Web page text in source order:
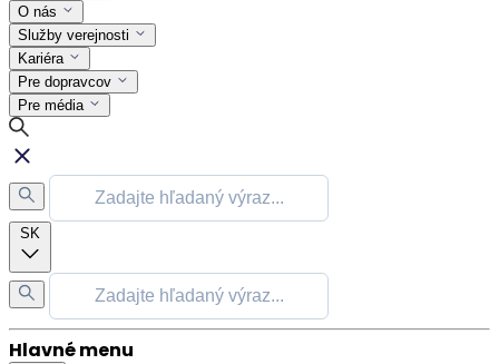
O nás
Služby verejnosti
Kariéra
Pre dopravcov
Pre média
SK
Hlavné menu